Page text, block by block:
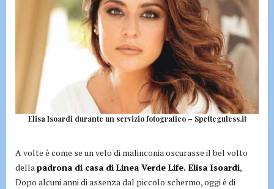
Elisa Isoardi durante un servizio fotografico – Spetteguless.it
A volte è come se un velo di malinconia oscurasse il bel volto
dellapadrona di casa di Linea Verde Life. Elisa Isoardi,
Dopo alcuni anni di assenza dal piccolo schermo, oggi è di